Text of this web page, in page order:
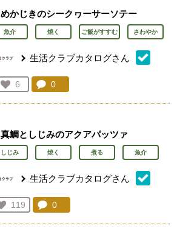
めかじきのシークヮーサーソテー
魚介 焼く ご飯がすすむ さわやか
生活クラブカタログさん
お気に入り登録：
6
人が登録
コメント：
0
真鯛としじみのアクアパッツァ
しじみ 焼く 煮る 魚介
生活クラブカタログさん
お気に入り登録：
119
人が登録
コメント：
0